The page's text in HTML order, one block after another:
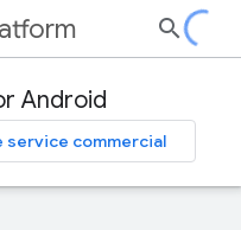
Android
service commercial